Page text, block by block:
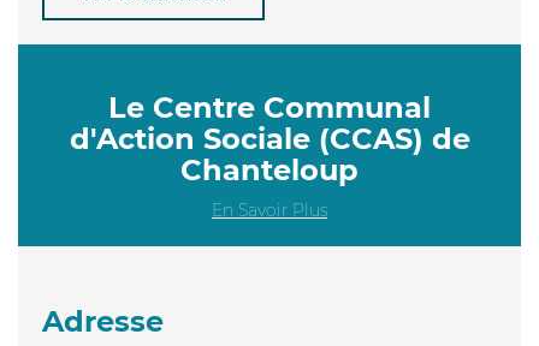
Le Centre Communal
d'Action Sociale (CCAS) de
Chanteloup
En Savoir Plus
Adresse